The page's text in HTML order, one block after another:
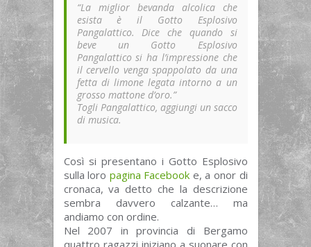
“La miglior bevanda alcolica che
esista è il Gotto Esplosivo
Pangalattico. Dice che quando si
beve un Gotto Esplosivo
Pangalattico si ha l’impressione che
il cervello venga spappolato da una
fetta di limone legata intorno a un
grosso mattone d’oro.”
Togli Pangalattico, aggiungi un sacco
di musica.
Così si presentano i Gotto Esplosivo
sulla loro pagina Facebook e, a onor di
cronaca, va detto che la descrizione
sembra davvero calzante… ma
andiamo con ordine.
Nel 2007 in provincia di Bergamo
quattro ragazzi iniziano a suonare con